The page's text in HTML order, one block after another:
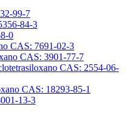
99-7
84-3
0
CAS: 7691-02-3
CAS: 3901-77-7
CAS: 2554-06-
CAS: 18293-85-1
13-3